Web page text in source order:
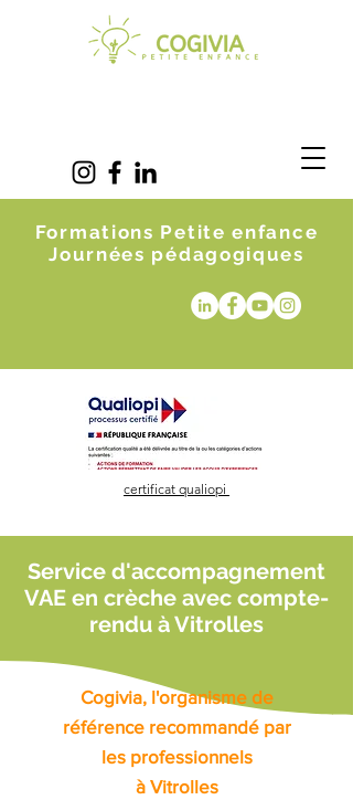
Formations Petite enfance
Journées pédagogiques
certificat qualiopi
Service d'accompagnement
VAE en crèche avec compte-
rendu à Vitrolles
Cogivia, l'organisme de
référence recommandé par
les professionnels
à Vitrolles